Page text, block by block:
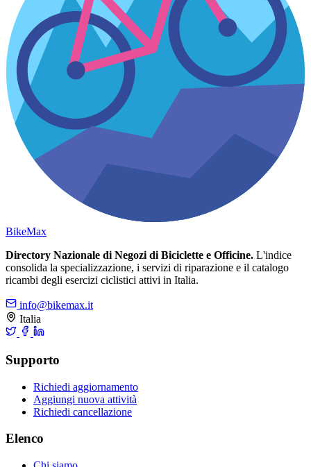
BikeMax
Directory Nazionale di Negozi di Biciclette e Officine. L'indice
consolida la specializzazione, i servizi di riparazione e il catalogo
ricambi degli esercizi ciclistici attivi in Italia.
info@bikemax.it
Italia
Supporto
Richiedi aggiornamento
Aggiungi nuova attività
Richiedi cancellazione
Elenco